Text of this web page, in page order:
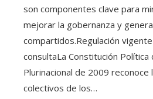
son componentes clave para
mejorar la gobernanza y
compartidos.Regulación
consultaLa Constitución Política
Plurinacional de 2009 reconoce
colectivos de los…